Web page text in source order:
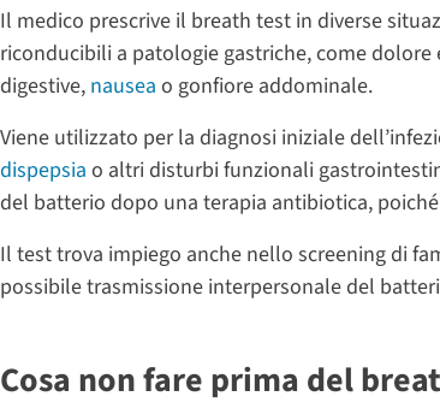
Il medico prescrive il breath test in diverse
riconducibili a patologie gastriche, come
digestive, nausea o gonfiore addominale.
Viene utilizzato per la diagnosi iniziale
dispepsia o altri disturbi funzionali
del batterio dopo una terapia antibiotica,
Il test trova impiego anche nello screening di
possibile trasmissione interpersonale del
Cosa non fare prima del